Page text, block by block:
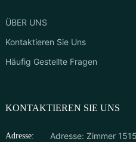
ÜBER UNS
Kontaktieren Sie Uns
Häufig Gestellte Fragen
KONTAKTIEREN SIE UNS
Adresse:
Adresse: Zimmer